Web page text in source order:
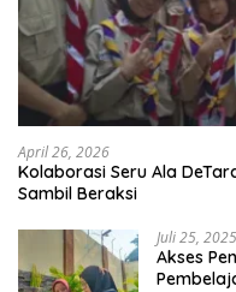
April 26, 2026
Kolaborasi Seru Ala
Sambil Beraksi
Juli 25, 2025
Akses